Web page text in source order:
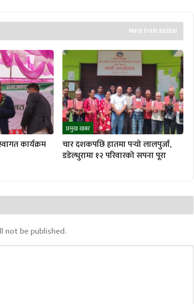
More From Author
कार्यक्रम
प्रमुख खबर
चार दशकपछि हातमा पर्‍यो लालपुर्जा,
डडेल्धुरामा १२ परिवारको सपना पूरा
not be published.